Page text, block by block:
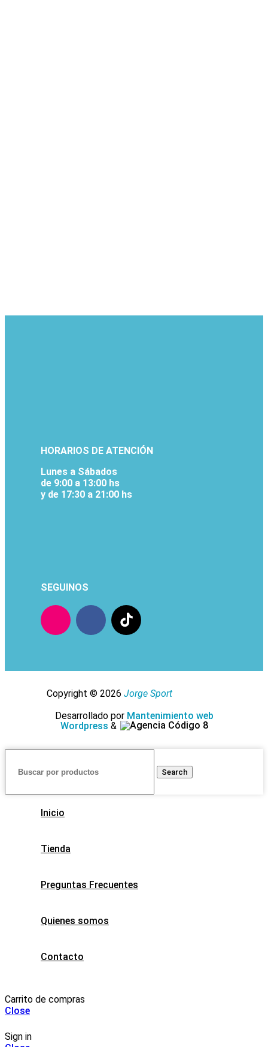
HORARIOS DE ATENCIÓN
Lunes a Sábados
de 9:00 a 13:00 hs
y de 17:30 a 21:00 hs
SEGUINOS
Copyright © 2026 Jorge Sport
Desarrollado por Mantenimiento web
Wordpress &
Search
Inicio
Tienda
Preguntas Frecuentes
Quienes somos
Contacto
Carrito de compras
Close
Sign in